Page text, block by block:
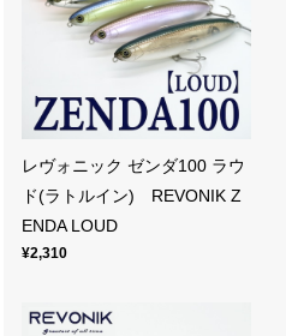
レヴォニック ゼンダ100 ラウ
ド(ラトルイン) REVONIK Z
ENDA LOUD
¥2,310